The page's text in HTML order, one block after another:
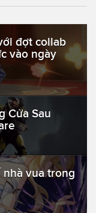
đợt collab
vào ngày
Cửa Sau
vua trong